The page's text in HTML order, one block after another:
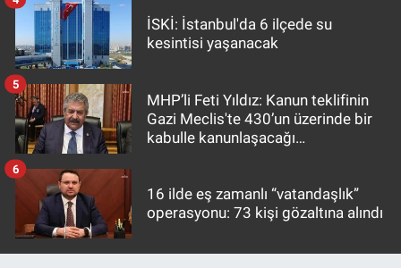
İSKİ: İstanbul'da 6 ilçede su
kesintisi yaşanacak
MHP’li Feti Yıldız: Kanun teklifinin
Gazi Meclis'te 430’un üzerinde bir
kabulle kanunlaşacağı
5
16 ilde eş zamanlı “vatandaşlık”
operasyonu: 73 kişi gözaltına alındı
6